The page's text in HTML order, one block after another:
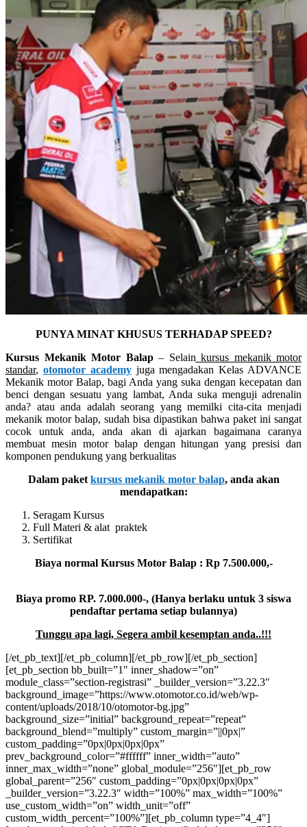
PUNYA MINAT KHUSUS TERHADAP SPEED?
Kursus Mekanik Motor Balap– Selain kursus mekanik motor
standar, otomotor academyjuga mengadakan Kelas ADVANCE
Mekanik motor Balap, bagi Anda yang suka dengan kecepatan dan
benci dengan sesuatu yang lambat, Anda suka menguji adrenalin
anda? atau anda adalah seorang yang memilki cita-cita menjadi
mekanik motor balap, sudah bisa dipastikan bahwa paket ini sangat
cocok untuk anda, anda akan di ajarkan bagaimana caranya
membuat mesin motor balap dengan hitungan yang presisi dan
komponen pendukung yang berkualitas
Dalam paket kursus mekanik motor balap, anda akan
mendapatkan:
Seragam Kursus
Full Materi & alat praktek
Sertifikat
Biaya normal Kursus Motor Balap : Rp 7.500.000,-
Biaya promo RP. 7.000.000-, (Hanya berlaku untuk 3 siswa
pendaftar pertama setiap bulannya)
Tunggu apa lagi, Segera ambil kesemptan anda..!!!
[/et_pb_text][/et_pb_column][/et_pb_row][/et_pb_section]
[et_pb_section bb_built=”1″ inner_shadow=”on”
module_class=”section-registrasi” _builder_version=”3.22.3″
background_image=”https://www.otomotor.co.id/web/wp-
content/uploads/2018/10/otomotor-bg.jpg”
background_size=”initial” background_repeat=”repeat”
background_blend=”multiply” custom_margin=”||0px|”
custom_padding=”0px|0px|0px|0px”
prev_background_color=”#ffffff” inner_width=”auto”
inner_max_width=”none” global_module=”256″][et_pb_row
global_parent=”256″ custom_padding=”0px|0px|0px|0px”
_builder_version=”3.22.3″ width=”100%” max_width=”100%”
use_custom_width=”on” width_unit=”off”
custom_width_percent=”100%”][et_pb_column type=”4_4″]